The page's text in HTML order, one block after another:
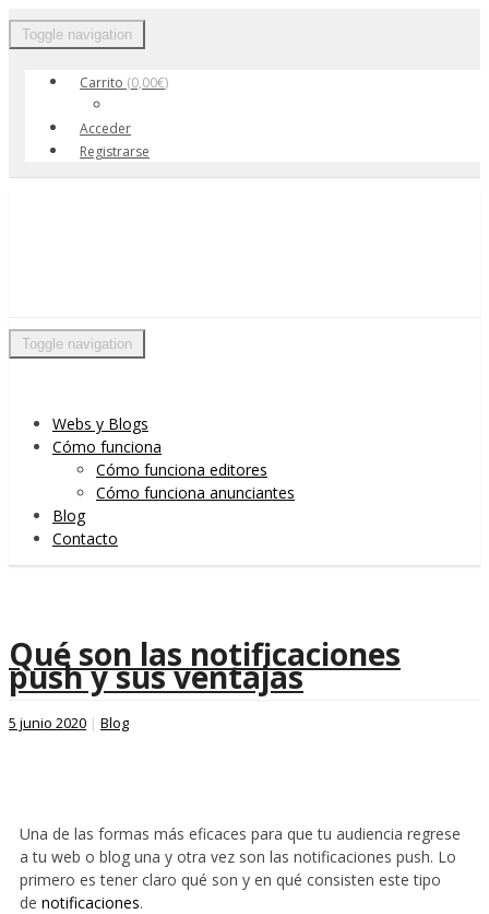
Toggle navigation
Carrito (0,00€)
Acceder
Registrarse
Menu
Skip to content
Toggle navigation
Webs y Blogs
Cómo funciona
Cómo funciona editores
Cómo funciona anunciantes
Blog
Contacto
Qué son las notificaciones
push y sus ventajas
5 junio 2020 | Blog
Una de las formas más eficaces para que tu audiencia regrese
a tu web o blog una y otra vez son las notificaciones push. Lo
primero es tener claro qué son y en qué consisten este tipo
de notificaciones.